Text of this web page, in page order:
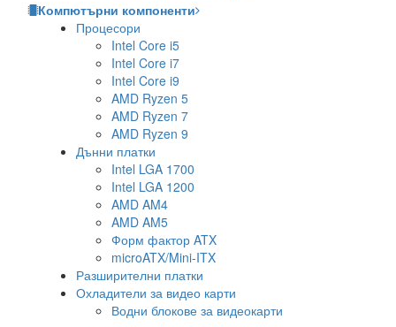
Компютърни компоненти
Процесори
Intel Core i5
Intel Core i7
Intel Core i9
AMD Ryzen 5
AMD Ryzen 7
AMD Ryzen 9
Дънни платки
Intel LGA 1700
Intel LGA 1200
AMD AM4
AMD AM5
Форм фактор ATX
microATX/Mini-ITX
Разширителни платки
Охладители за видео карти
Водни блокове за видеокарти